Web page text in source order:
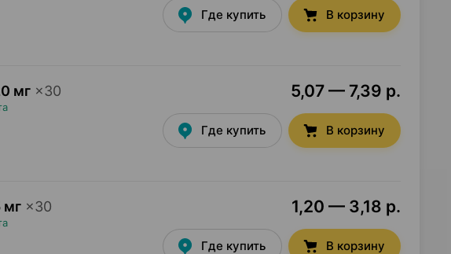
Где купить В корзину
мг ×30 5,07 — 7,39 р.
Где купить В корзину
мг ×30 1,20 — 3,18 р.
Где купить В корзину